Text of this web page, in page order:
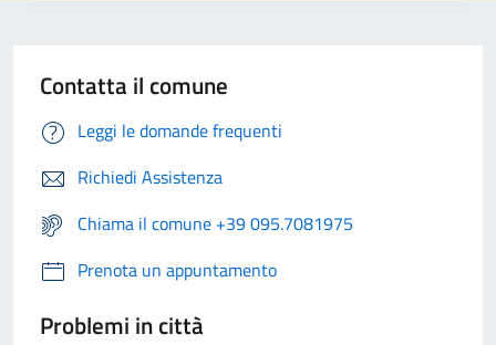
Contatta il comune
Leggi le domande frequenti
Richiedi Assistenza
Chiama il comune +39 095.7081975
Prenota un appuntamento
Problemi in città